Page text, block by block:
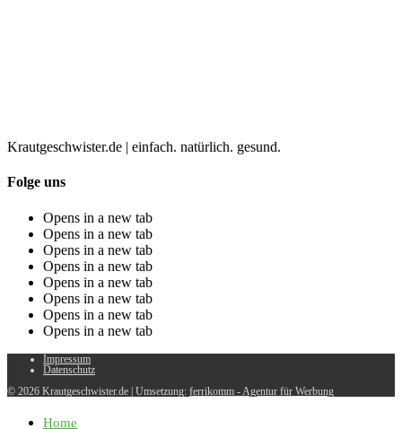
Krautgeschwister.de | einfach. natürlich. gesund.
Folge uns
Opens in a new tab
Opens in a new tab
Opens in a new tab
Opens in a new tab
Opens in a new tab
Opens in a new tab
Opens in a new tab
Opens in a new tab
Impressum
Datenschutz
© 2026 Krautgeschwister.de | Umsetzung: ferrikomm - Agentur für Werbung
Home